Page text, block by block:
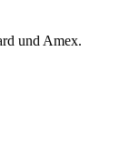
und Amex.